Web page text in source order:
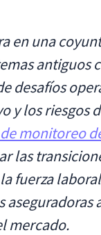
en una
antiguos
desafíos
los riesgos
monitoreo
las
fuerza
mercado.